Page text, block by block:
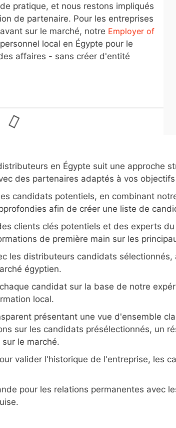
pratique, et nous restons impliqués
de partenaire. Pour les entreprises
sur le marché, notre Employer of
local en Égypte pour le
affaires - sans créer d'entité
en Égypte suit une approche
des partenaires adaptés à vos
candidats potentiels, en combinant
afin de créer une liste de
clients clés potentiels et des experts
de première main sur les
les distributeurs candidats
égyptien.
candidat sur la base de notre
local.
présentant une vue d'ensemble
sur les candidats présélectionnés, un
le marché.
valider l'historique de l'entreprise, les
pour les relations permanentes avec